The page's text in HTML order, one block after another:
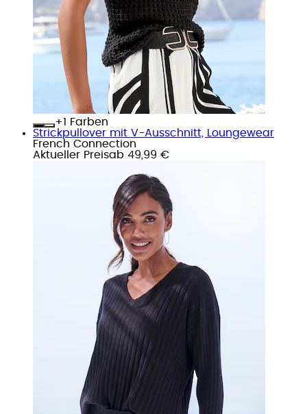
+
Farben
Strickpullover mit V-Ausschnitt, Loungewear
French Connection
Aktueller Preisab 49,99 €